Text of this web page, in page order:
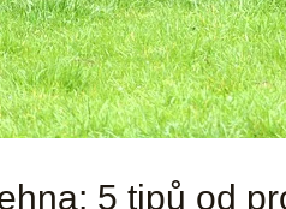
5 tipů od